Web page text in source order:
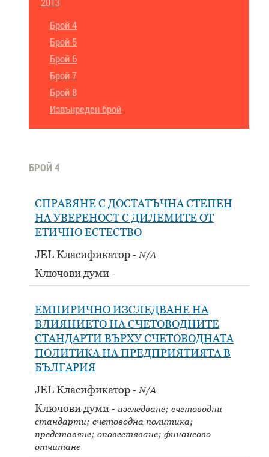
Брой 4
Брой 5
Брой 6
Брой 7
Брой 8
Извънреден брой
БРОЙ 4
СПРАВЯНЕ С ДОСТАТЪЧНА СТЕПЕН
НА УВЕРЕНОСТ С ДИЛЕМИТЕ ОТ
ЕТИЧНО ЕСТЕСТВО
JEL Класификатор
N/A
Ключови думи
ЕМПИРИЧНО ИЗСЛЕДВАНЕ НА
ВЛИЯНИЕТО НА СЧЕТОВОДНИТЕ
СТАНДАРТИ ВЪРХУ СЧЕТОВОДНАТА
ПОЛИТИКА НА ПРЕДПРИЯТИЯТА В
БЪЛГАРИЯ
JEL Класификатор
N/A
Ключови думи
изследване; счетоводни
стандарти; счетоводна политика;
представяне; оповестяване; финансово
отчитане